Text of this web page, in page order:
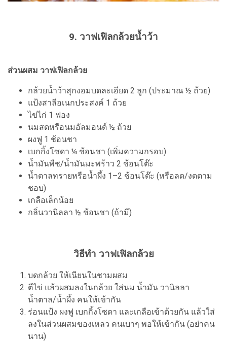
9. วาฟเฟิลกล้วยน้ำว้า
ส่วนผสม วาฟเฟิลกล้วย
กล้วยน้ำว้าสุกงอมบดละเอียด 2 ลูก (ประมาณ ½ ถ้วย)
แป้งสาลีอเนกประสงค์ 1 ถ้วย
ไข่ไก่ 1 ฟอง
นมสดหรือนมอัลมอนด์ ½ ถ้วย
ผงฟู 1 ช้อนชา
เบกกิ้งโซดา ¼ ช้อนชา (เพิ่มความกรอบ)
น้ำมันพืช/น้ำมันมะพร้าว 2 ช้อนโต๊ะ
น้ำตาลทรายหรือน้ำผึ้ง 1–2 ช้อนโต๊ะ (หรือลด/งดตาม
ชอบ)
เกลือเล็กน้อย
กลิ่นวานิลลา ½ ช้อนชา (ถ้ามี)
วิธีทำ วาฟเฟิลกล้วย
บดกล้วย ให้เนียนในชามผสม
ตีไข่ แล้วผสมลงในกล้วย ใส่นม น้ำมัน วานิลลา
น้ำตาล/น้ำผึ้ง คนให้เข้ากัน
ร่อนแป้ง ผงฟู เบกกิ้งโซดา และเกลือเข้าด้วยกัน แล้วใส่
ลงในส่วนผสมของเหลว คนเบาๆ พอให้เข้ากัน (อย่าคน
นาน)